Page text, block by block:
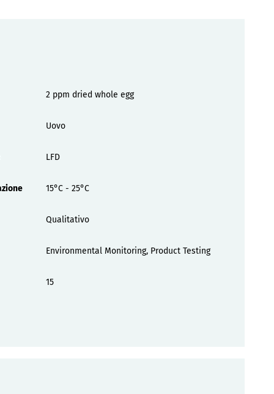
2 ppm dried whole egg
Uovo
LFD
15°C - 25°C
Qualitativo
Environmental Monitoring, Product Testing
15